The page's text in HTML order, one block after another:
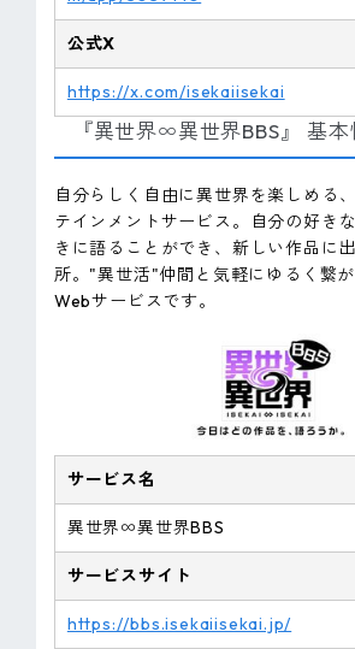
公式X
https://x.com/isekaiisekai
『異世界∞異世界BBS』 基本
自分らしく自由に異世界を楽しめる
テインメントサービス。自分の好き
きに語ることができ、新しい作品に
所。"異世活"仲間と気軽にゆるく繋
Webサービスです。
サービス名
異世界∞異世界BBS
サービスサイト
https://bbs.isekaiisekai.jp/